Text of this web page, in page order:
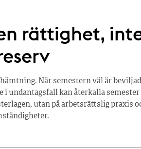
rättighet,
När semestern väl är
i undantagsfall kan återkalla semester
utan på arbetsrättslig praxis